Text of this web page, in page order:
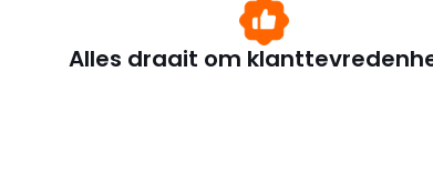
Alles draait om